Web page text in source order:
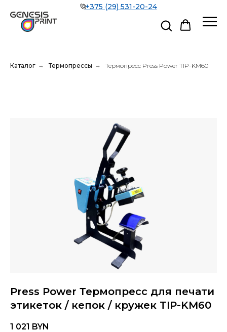
+375 (29) 531-20-24
Каталог → Термопрессы → Термопресс Press Power TIP-KM60
Press Power Термопресс для печати
этикеток / кепок / кружек TIP-KM60
1 021 BYN